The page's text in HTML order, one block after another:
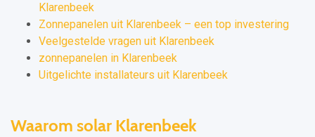
Klarenbeek
Zonnepanelen uit Klarenbeek – een top investering
Veelgestelde vragen uit Klarenbeek
zonnepanelen in Klarenbeek
Uitgelichte installateurs uit Klarenbeek
Waarom solar Klarenbeek